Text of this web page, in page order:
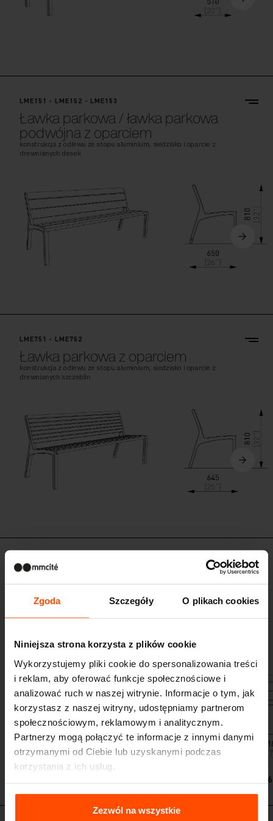
Zgoda Szczegóły O plikach cookies
Niniejsza strona korzysta z plików cookie
Wykorzystujemy pliki cookie do spersonalizowania treści
i reklam, aby oferować funkcje społecznościowe i
analizować ruch w naszej witrynie. Informacje o tym, jak
korzystasz z naszej witryny, udostępniamy partnerom
społecznościowym, reklamowym i analitycznym.
Partnerzy mogą połączyć te informacje z innymi danymi
otrzymanymi od Ciebie lub uzyskanymi podczas
korzystania z ich usług.
Więcej informacji można znaleźć na stroniePrinciples
Relating to the Processing Personal Data
Zezwól na wszystkie
LME151 - LME152 - LME153
Ławka parkowa / ławka parkowa
podwójna z oparciem
konstrukcja z odlewu ze stopu aluminium, siedzisko i oparcie z
drewnianych desek
LME751 - LME752
Ławka parkowa z oparciem
konstrukcja z odlewu ze stopu aluminium, siedzisko i oparcie z
drewnianych szczeblin
LME156 - LME157 - LME158
Ławka parkowa z oparciem i
podłokietnikami / ławka parkowa
podwójna z oparciem i
podłokietnikami
drewnianych desek
LME156